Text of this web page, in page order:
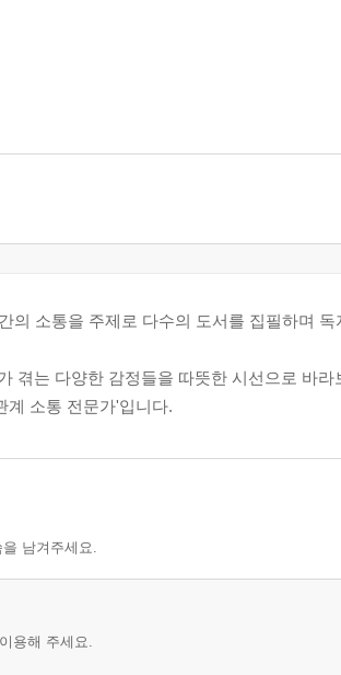
의 소통을 주제로 다수의 도서를 집필하며
겪는 다양한 감정들을 따뜻한 시선으로 바라
계 소통 전문가'입니다.
남겨주세요.
용해 주세요.